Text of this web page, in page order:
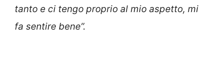
tanto e ci tengo proprio al mio aspetto, mi
fa sentire bene”.